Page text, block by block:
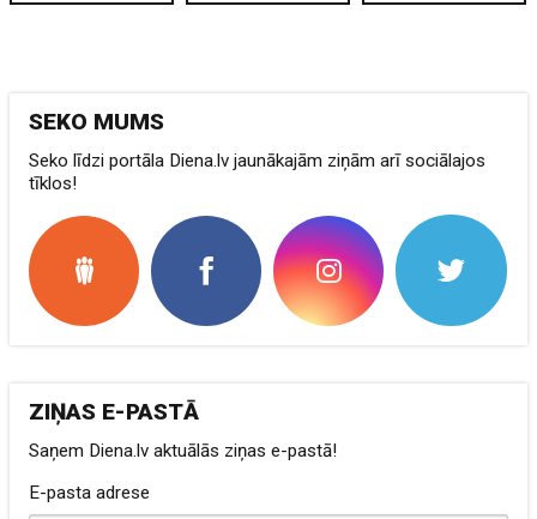
SEKO MUMS
Seko līdzi portāla Diena.lv jaunākajām ziņām arī sociālajos
tīklos!
ZIŅAS E-PASTĀ
Saņem Diena.lv aktuālās ziņas e-pastā!
E-pasta adrese